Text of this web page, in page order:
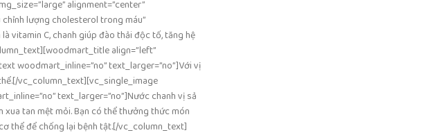
alignment=”center”
lượng cholesterol trong máu”
vitamin C, chanh giúp đào thải độc tố, tăng hệ
align=”left”
woodmart_inline=”no” text_larger=”no”]Với vị
vc_column_text][vc_single_image
text_larger=”no”]Nước chanh vị sả
tan mệt mỏi. Bạn có thể thưởng thức món
thể để chống lại bệnh tật.[/vc_column_text]